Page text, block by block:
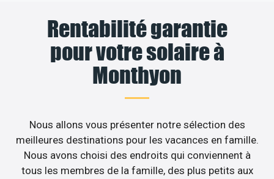
Rentabilité garantie
pour votre solaire à
Monthyon
Nous allons vous présenter notre sélection des
meilleures destinations pour les vacances en famille.
Nous avons choisi des endroits qui conviennent à
tous les membres de la famille, des plus petits aux